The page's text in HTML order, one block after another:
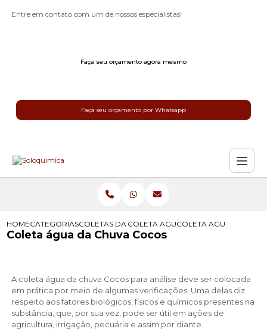
Entre em contato com um de nossos especialistas!
Faça seu orçamento agora mesmo
Faça seu orçamento por Whatsapp
HOMECATEGORIASCOLETAS DA AGUA DA CHUVA
COLETA AGUA DA CHUVA
COLETA AGUA DA
Coleta água da Chuva Cocos
A coleta água da chuva Cocos para análise deve ser colocada
em prática por meio de algumas verificações. Uma delas diz
respeito aos fatores biológicos, físicos e químicos presentes na
substância, que, por sua vez, pode ser útil em ações de
agricultura, irrigação, pecuária e assim por diante.